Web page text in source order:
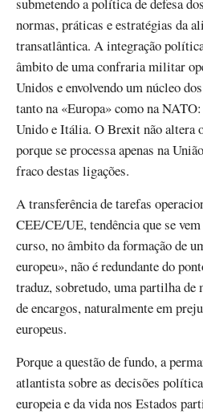
normas, práticas e estratégias da
transatlântica. A integração
âmbito de uma confraria militar
Unidos e envolvendo um núcleo
tanto na «Europa» como na
Unido e Itália. O Brexit não altera
porque se processa apenas na
fraco destas ligações.
A transferência de tarefas
CEE/CE/UE, tendência que se
curso, no âmbito da formação de
europeu», não é redundante do
traduz, sobretudo, uma partilha de
de encargos, naturalmente em
europeus.
Porque a questão de fundo, a
atlantista sobre as decisões
europeia e da vida nos Estados